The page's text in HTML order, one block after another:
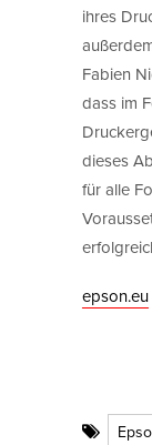
ihres
Fabien
dass im
dieses
für alle
epson.eu